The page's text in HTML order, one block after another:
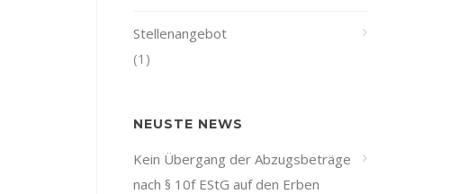
Stellenangebot
(1)
NEUSTE NEWS
Kein Übergang der Abzugsbeträge
nach § 10f EStG auf den Erben